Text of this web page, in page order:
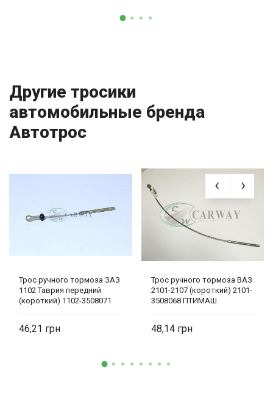
Другие тросики
автомобильные бренда
Автотрос
Трос ручного тормоза ЗАЗ
1102 Таврия передний
(короткий) 1102-3508071
46,21
Трос ручного тормоза ВАЗ
2101-2107 (короткий) 2101-
3508068 ПТИМАШ
48,14